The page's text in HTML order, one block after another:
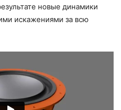
новые динамики
искажениями за всю